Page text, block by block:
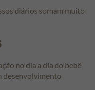
diários somam muito
no dia a dia do bebê
desenvolvimento